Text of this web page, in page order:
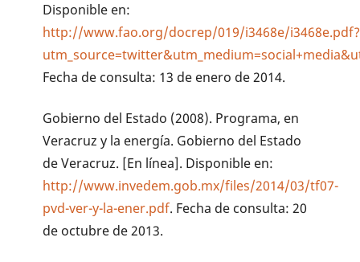
Disponible en:
http://www.fao.org/docrep/019/i3468e/i3468e.pdf?
Fecha de consulta: 13 de enero de 2014.
Gobierno del Estado (2008). Programa, en
Veracruz y la energía. Gobierno del Estado
de Veracruz. [En línea]. Disponible en:
http://www.invedem.gob.mx/files/2014/03/tf07-
pvd-ver-y-la-ener.pdf. Fecha de consulta: 20
de octubre de 2013.